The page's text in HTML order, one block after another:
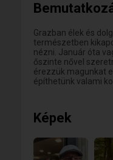
Grazban élek és
természetben
nézni. Január óta
őszinte nővel
érezzük magunkat
építhetünk valami
Képek